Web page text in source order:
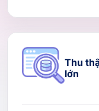
Thu
lớn